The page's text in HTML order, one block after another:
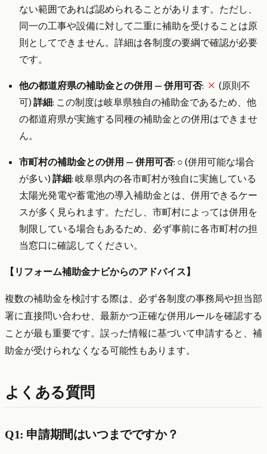
ない範囲であれば認められることがあります。ただし、
同一の工事や設備に対して二重に補助を受けることは原
則としてできません。詳細は各制度の要綱で確認が必要
です。
他の都道府県の補助金との併用 — 併用可否:
(原則不
可)詳細: この制度は岐阜県独自の補助金であるため、他
の都道府県が実施する同種の補助金との併用はできませ
ん。
市町村の補助金との併用 — 併用可否: ○ (併用可能な場合
が多い)詳細: 岐阜県内の各市町村が独自に実施している
太陽光発電や蓄電池の導入補助金とは、併用できるケー
スが多く見られます。ただし、市町村によっては併用を
制限している場合もあるため、必ず事前に各市町村の担
当窓口に確認してください。
【リフォーム補助金ナビからのアドバイス】
複数の補助金を検討する際は、必ず各制度の事務局や担当部
署に直接問い合わせ、最新かつ正確な併用ルールを確認する
ことが最も重要です。誤った情報に基づいて申請すると、補
助金が受けられなくなる可能性もあります。
よくある質問
Q1: 申請期間はいつまでですか？